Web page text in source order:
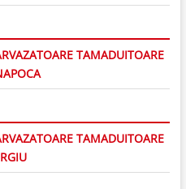
TAMADUITOARE
TAMADUITOARE